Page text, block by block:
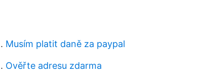
Musím platit daně za paypal
Ověřte adresu zdarma